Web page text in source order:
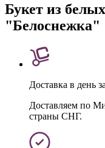
Букет из
"Белоснежка"
Доставка в день
Доставляем по
страны СНГ.